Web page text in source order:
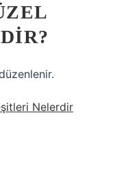
Nelerdir